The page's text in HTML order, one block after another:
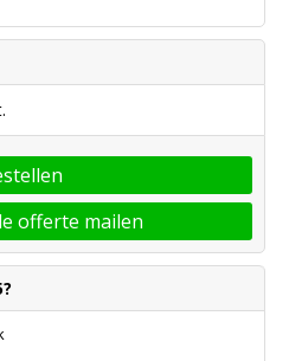
offerte mailen